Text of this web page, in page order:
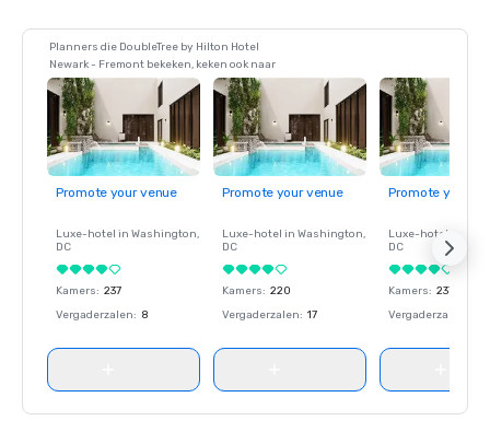
Planners die DoubleTree by Hilton Hotel
Newark - Fremont bekeken, keken ook naar
Promote your venue
Luxe-hotel in Washington,
DC
Kamers: 237
Vergaderzalen: 8
Promote your venue
Luxe-hotel in Washington,
DC
Kamers: 220
Vergaderzalen: 17
Promote your
Luxe-hotel in
DC
Kamers: 237
Vergaderzalen